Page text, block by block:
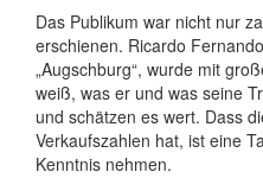
Das Publikum war nicht nur
erschienen. Ricardo
„Augschburg“, wurde mit
weiß, was er und was seine
und schätzen es wert. Dass
Verkaufszahlen hat, ist eine
Kenntnis nehmen.